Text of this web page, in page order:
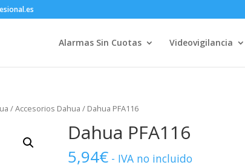
Alarmas Sin Cuotas Videovigilancia
/Accesorios Dahua / Dahua PFA116
Dahua PFA116
5,94€ - IVA no incluido